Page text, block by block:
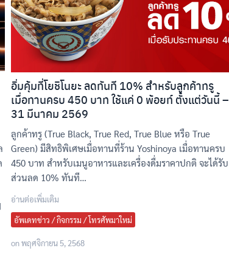
อิ่มคุ้มที่โยชิโนยะ ลดทันที 10% สำหรับลูกค้าทรู
เมื่อทานครบ 450 บาท ใช้แค่ 0 พ้อยท์ ตั้งแต่วันนี้ –
31 มีนาคม 2569
อัพเดทข่าว / กิจกรรม / โทรศัพมาใหม่
ลูกค้าทรู (True Black, True Red, True Blue หรือ True
Green) มีสิทธิพิเศษเมื่อทานที่ร้าน Yoshinoya เมื่อทานครบ
450 บาท สำหรับเมนูอาหารและเครื่องดื่มราคาปกติ จะได้รับ
ส่วนลด 10% ทันที…
อ่านต่อเพิ่มเติม
onพฤศจิกายน 5, 2568